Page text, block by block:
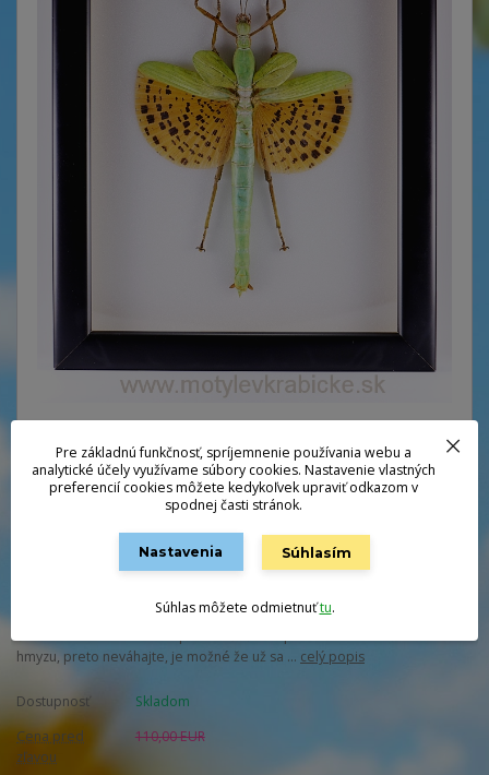
AKCIA!Nádherná veľká pakobylka z Indonézie. Rozmermi je to v ríši
dosahuje 20 centimetrov!Dodávame v krabičke 23 x 30 cm, mat
hmyzu, preto neváhajte, je možné že už sa ... celý popis
Dostupnosť
Skladom
Cena pred
zľavou
110,00 EUR
Pre základnú funkčnosť, spríjemnenie používania webu a
analytické účely využívame súbory cookies. Nastavenie vlastných
preferencií cookies môžete kedykoľvek upraviť odkazom v
spodnej časti stránok.
Nastavenia Súhlasím
Súhlas môžete odmietnuťtu.